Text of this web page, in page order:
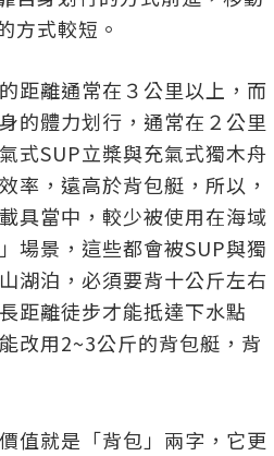
方式較短。
距離通常在３公里以上，而
的體力划行，通常在２公里
式SUP立槳與充氣式獨木舟
率，遠高於背包艇，所以，
具當中，較少被使用在海域
場景，這些都會被SUP與獨
湖泊，必須要背十公斤左右
距離徒步才能抵達下水點
改用2~3公斤的背包艇，背
值就是「背包」兩字，它更